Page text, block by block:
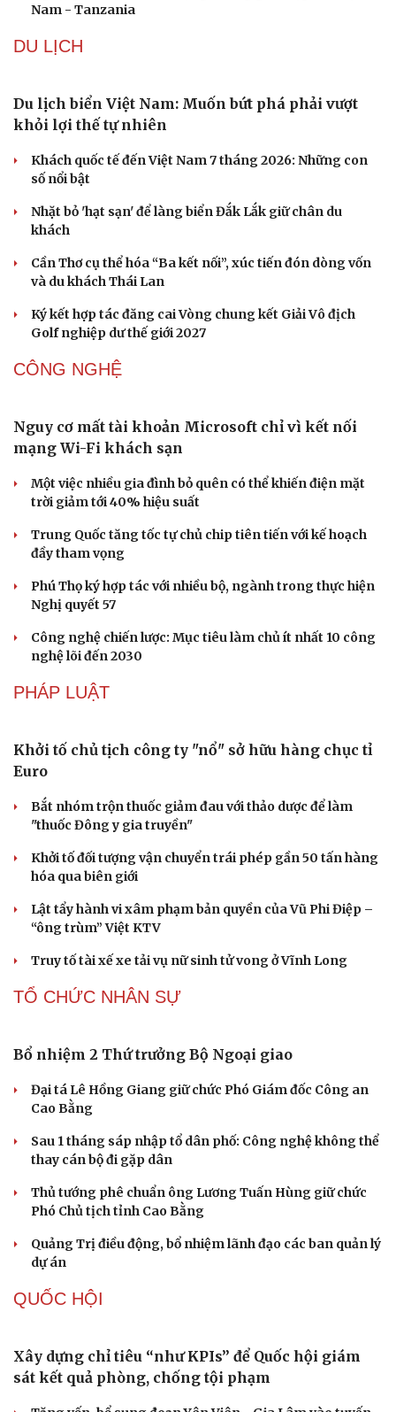
Cải chính
Nam - Tanzania
DU LỊCH
Du lịch biển Việt Nam: Muốn bứt phá phải vượt
khỏi lợi thế tự nhiên
Khách quốc tế đến Việt Nam 7 tháng 2026: Những con
số nổi bật
Nhặt bỏ 'hạt sạn' để làng biển Đắk Lắk giữ chân du
khách
Cần Thơ cụ thể hóa “Ba kết nối”, xúc tiến đón dòng vốn
và du khách Thái Lan
Ký kết hợp tác đăng cai Vòng chung kết Giải Vô địch
Golf nghiệp dư thế giới 2027
CÔNG NGHỆ
Nguy cơ mất tài khoản Microsoft chỉ vì kết nối
mạng Wi-Fi khách sạn
Một việc nhiều gia đình bỏ quên có thể khiến điện mặt
trời giảm tới 40% hiệu suất
Trung Quốc tăng tốc tự chủ chip tiên tiến với kế hoạch
đầy tham vọng
Phú Thọ ký hợp tác với nhiều bộ, ngành trong thực hiện
Nghị quyết 57
Công nghệ chiến lược: Mục tiêu làm chủ ít nhất 10 công
nghệ lõi đến 2030
PHÁP LUẬT
Khởi tố chủ tịch công ty "nổ" sở hữu hàng chục tỉ
Euro
Bắt nhóm trộn thuốc giảm đau với thảo dược để làm
"thuốc Đông y gia truyền"
Khởi tố đối tượng vận chuyển trái phép gần 50 tấn hàng
hóa qua biên giới
Lật tẩy hành vi xâm phạm bản quyền của Vũ Phi Điệp –
“ông trùm” Việt KTV
Truy tố tài xế xe tải vụ nữ sinh tử vong ở Vĩnh Long
TỔ CHỨC NHÂN SỰ
Bổ nhiệm 2 Thứ trưởng Bộ Ngoại giao
Đại tá Lê Hồng Giang giữ chức Phó Giám đốc Công an
Cao Bằng
Sau 1 tháng sáp nhập tổ dân phố: Công nghệ không thể
thay cán bộ đi gặp dân
Thủ tướng phê chuẩn ông Lương Tuấn Hùng giữ chức
Phó Chủ tịch tỉnh Cao Bằng
Quảng Trị điều động, bổ nhiệm lãnh đạo các ban quản lý
dự án
QUỐC HỘI
Xây dựng chỉ tiêu “như KPIs” để Quốc hội giám
sát kết quả phòng, chống tội phạm